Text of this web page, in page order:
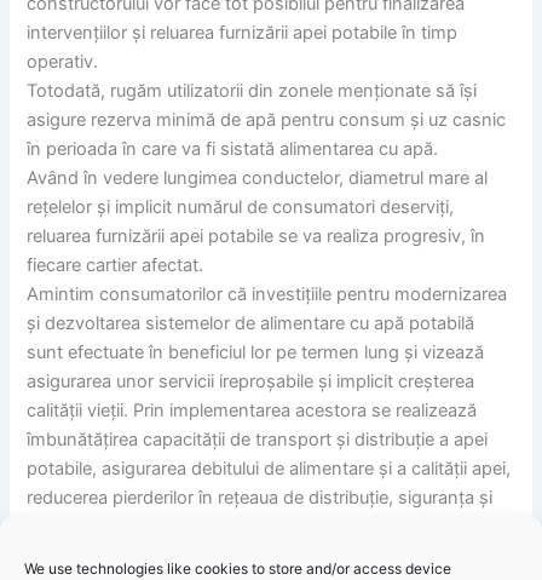
We use technologies like cookies to store and/or access device
intervențiilor și reluarea furnizării apei potabile în timp
operativ.
Totodată, rugăm utilizatorii din zonele menționate să își
asigure rezerva minimă de apă pentru consum și uz casnic
în perioada în care va fi sistată alimentarea cu apă.
Având în vedere lungimea conductelor, diametrul mare al
rețelelor și implicit numărul de consumatori deserviți,
reluarea furnizării apei potabile se va realiza progresiv, în
fiecare cartier afectat.
Amintim consumatorilor că investițiile pentru modernizarea
și dezvoltarea sistemelor de alimentare cu apă potabilă
sunt efectuate în beneficiul lor pe termen lung și vizează
asigurarea unor servicii ireproșabile și implicit creșterea
calității vieții. Prin implementarea acestora se realizează
îmbunătățirea capacității de transport și distribuție a apei
potabile, asigurarea debitului de alimentare și a calității apei,
reducerea pierderilor în rețeaua de distribuție, siguranța și